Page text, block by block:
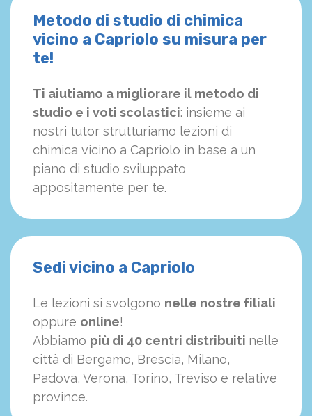
Metodo di studio di chimica
vicino a Capriolo su misura per
te!
Ti aiutiamo a migliorare il metodo di
studio e i voti scolastici: insieme ai
nostri tutor strutturiamo lezioni di
chimica vicino a Capriolo in base a un
piano di studio sviluppato
appositamente per te.
Sedi vicino a Capriolo
Le lezioni si svolgono nelle nostre filiali
oppure online!
Abbiamo più di 40 centri distribuiti nelle
città di Bergamo, Brescia, Milano,
Padova, Verona, Torino, Treviso e relative
province.